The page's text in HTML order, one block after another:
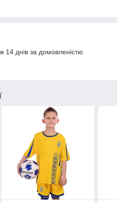
14 днів за домовленістю